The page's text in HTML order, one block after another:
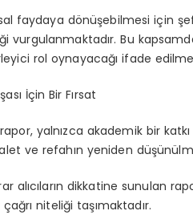
faydaya dönüşebilmesi için
vurgulanmaktadır. Bu
rol oynayacağı ifade
İçin Bir Fırsat
yalnızca akademik bir
ve refahın yeniden
alıcıların dikkatine sunulan
niteliği taşımaktadır.